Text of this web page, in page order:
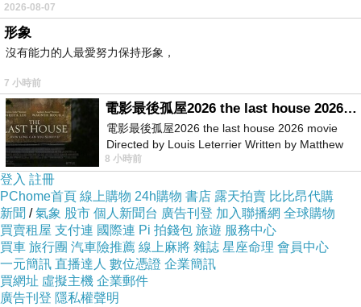
2026-08-07
形象
沒有能力的人最愛努力保持形象，
7 小時前
電影最後孤屋2026 the last house 2026 movie
電影最後孤屋2026 the last house 2026 movie
Directed by Louis Leterrier Written by Matthew
Robinson Starring Greta Lee Wa
8 小時前
登入 註冊
PChome首頁 線上購物 24h購物 書店 露天拍賣 比比昂代購
新聞 /氣象 股市 個人新聞台 廣告刊登 加入聯播網 全球購物
買賣租屋 支付連 國際連 Pi 拍錢包 旅遊 服務中心
買車 旅行團 汽車險推薦 線上麻將 雜誌 星座命理 會員中心
一元簡訊 直播達人 數位憑證 企業簡訊
買網址 虛擬主機 企業郵件
廣告刊登 隱私權聲明